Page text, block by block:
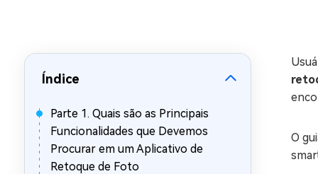
Índice
Parte 1. Quais são as Principais
Funcionalidades que Devemos
Procurar em um Aplicativo de
Retoque de Foto
O